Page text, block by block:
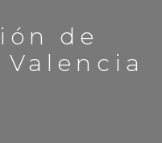
de